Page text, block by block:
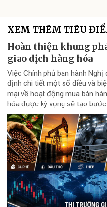
XEM THÊM TIÊU
Hoàn thiện khung
giao dịch hàng hóa
Việc Chính phủ ban hành
định chi tiết một số điều và
mại về hoạt động mua bán
hóa được kỳ vọng sẽ tạo bước